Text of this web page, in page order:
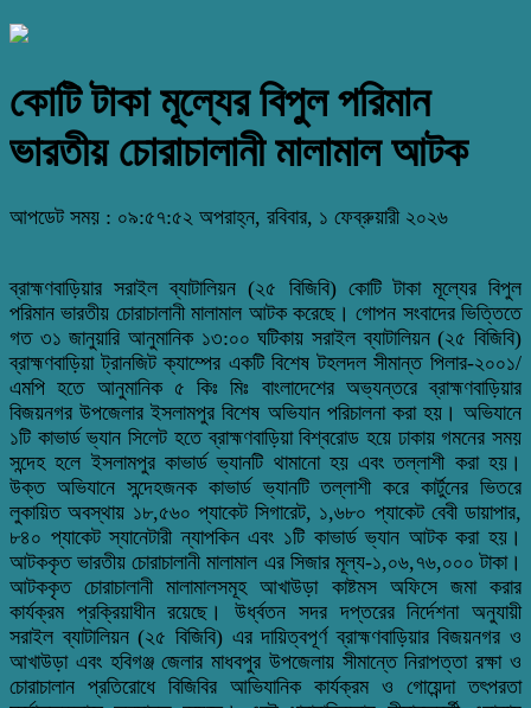
কোটি টাকা মূল্যের বিপুল পরিমান
ভারতীয় চোরাচালানী মালামাল আটক
আপডেট সময় : ০৯:৫৭:৫২ অপরাহ্ন, রবিবার, ১ ফেব্রুয়ারী ২০২৬
ব্রাহ্মণবাড়িয়ার সরাইল ব্যাটালিয়ন (২৫ বিজিবি) কোটি টাকা মূল্যের বিপুল
পরিমান ভারতীয় চোরাচালানী মালামাল আটক করেছে। গোপন সংবাদের ভিত্তিতে
গত ৩১ জানুয়ারি আনুমানিক ১৩:০০ ঘটিকায় সরাইল ব্যাটালিয়ন (২৫ বিজিবি)
ব্রাহ্মণবাড়িয়া ট্রানজিট ক্যাম্পের একটি বিশেষ টহলদল সীমান্ত পিলার-২০০১/
এমপি হতে আনুমানিক ৫ কিঃ মিঃ বাংলাদেশের অভ্যন্তরে ব্রাহ্মণবাড়িয়ার
বিজয়নগর উপজেলার ইসলামপুর বিশেষ অভিযান পরিচালনা করা হয়। অভিযানে
১টি কাভার্ড ভ্যান সিলেট হতে ব্রাহ্মণবাড়িয়া বিশ্বরোড হয়ে ঢাকায় গমনের সময়
সন্দেহ হলে ইসলামপুর কাভার্ড ভ্যানটি থামানো হয় এবং তল্লাশী করা হয়।
উক্ত অভিযানে সন্দেহজনক কাভার্ড ভ্যানটি তল্লাশী করে কার্টুনের ভিতরে
লুকায়িত অবস্থায় ১৮,৫৬০ প্যাকেট সিগারেট, ১,৬৮০ প্যাকেট বেবী ডায়াপার,
৮৪০ প্যাকেট স্যানেটারী ন্যাপকিন এবং ১টি কাভার্ড ভ্যান আটক করা হয়।
আটককৃত ভারতীয় চোরাচালানী মালামাল এর সিজার মূল্য-১,০৬,৭৬,০০০ টাকা।
আটককৃত চোরাচালানী মালামালসমূহ আখাউড়া কাষ্টমস অফিসে জমা করার
কার্যক্রম প্রক্রিয়াধীন রয়েছে। উর্ধ্বতন সদর দপ্তরের নির্দেশনা অনুযায়ী
সরাইল ব্যাটালিয়ন (২৫ বিজিবি) এর দায়িত্বপূর্ণ ব্রাহ্মণবাড়িয়ার বিজয়নগর ও
আখাউড়া এবং হবিগঞ্জ জেলার মাধবপুর উপজেলায় সীমান্তে নিরাপত্তা রক্ষা ও
চোরাচালান প্রতিরোধে বিজিবির আভিযানিক কার্যক্রম ও গোয়েন্দা তৎপরতা